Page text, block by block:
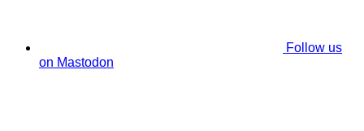
Follow us
on Mastodon